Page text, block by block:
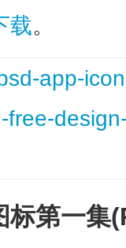
载。
标第一集